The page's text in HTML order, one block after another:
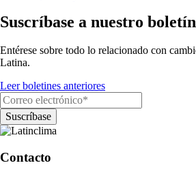
Suscríbase a nuestro boletín
Entérese sobre todo lo relacionado con
Latina.
Leer boletines anteriores
Contacto